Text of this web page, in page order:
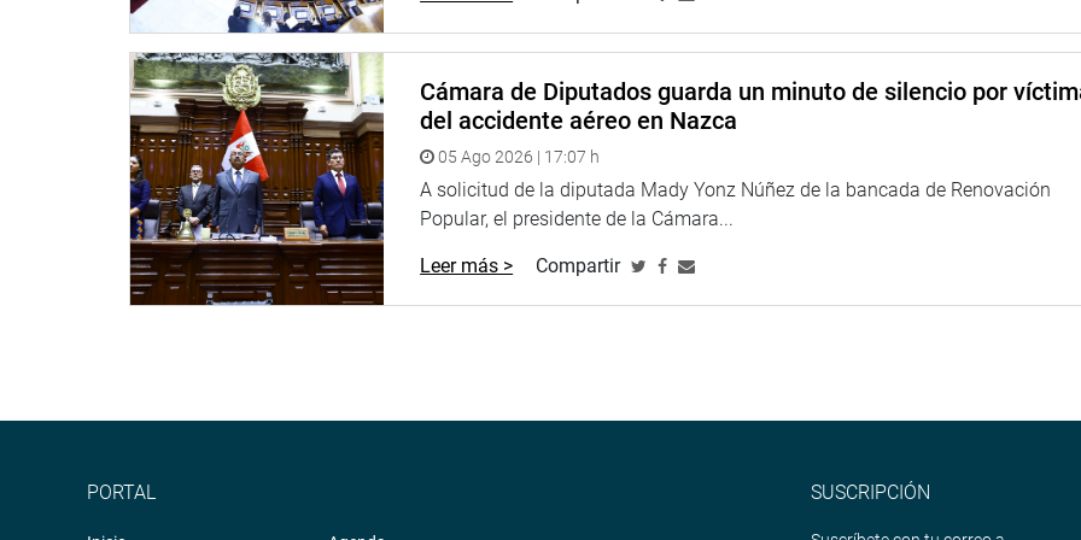
piscicultura o la minería, entre otros, para no depender del presupuesto, sino que ellos mismos generen fuentes
de recursos, aunque el primer impulso tiene que ser del Estado.
“Hay que priorizar gastos y tenemos que desatender a sectores que claman ayuda y eso no puede seguir así”,
anotó e hizo hincapié en la necesidad de dejar en orden para que el nuevo gobierno pueda tomar mejores
decisiones.
La jefe de la Oficina General de Planeamiento de Presupuesto de la PCM, Katherine Reyes Gonzales, se encargó
de la exposición presupuestal respectiva, señalando que se prevé para el 2026 la realización de 2122 reuniones
en procesos de diálogo para contribuir a la gobernabilidad, y atender el 78 % de alertas tempranas de conflictos
sociales como enfoque preventivo. Recibirá como PIA 5, 675 millones de soles.
como presupuesto institucional de apertura (PIA) 1212 millones de soles, y que de ese monto un 98 % está
Refirió una serie de actividades previstas con diferentes países en el objetivo de fortalecer la presencia del Perú
Cámara de Diputados guarda un minuto de silencio por
del accidente aéreo en Nazca
05 Ago 2026 | 17:07 h
A solicitud de la diputada Mady Yonz Núñez de la bancada de Renovación
Popular, el presidente de la Cámara...
Leer más > Compartir
PORTAL SUSCRIPCIÓN